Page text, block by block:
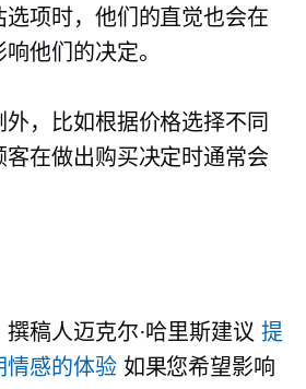
项时，他们的直觉也会在
他们的决定。
，比如根据价格选择不同
客在做出购买决定时通常会
撰稿人迈克尔·哈里斯建议 提
情感的体验如果您希望影响